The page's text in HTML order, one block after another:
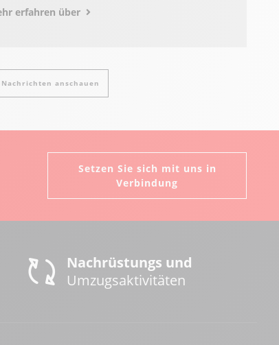
erfahren über
anschauen
Setzen Sie sich mit uns in
Verbindung
Nachrüstungs und
Umzugsaktivitäten